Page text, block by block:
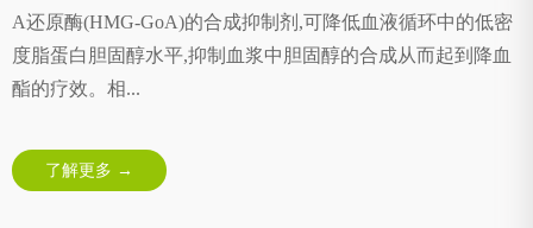
A还原酶(HMG-GoA)的合成抑制剂,可降低血液循环中的低密
度脂蛋白胆固醇水平,抑制血浆中胆固醇的合成从而起到降血
酯的疗效。相...
了解更多 →